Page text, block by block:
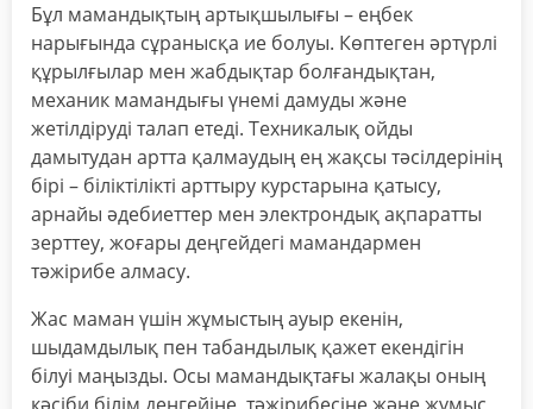
Бұл мамандықтың артықшылығы – еңбек
нарығында сұранысқа ие болуы. Көптеген әртүрлі
құрылғылар мен жабдықтар болғандықтан,
механик мамандығы үнемі дамуды және
жетілдіруді талап етеді. Техникалық ойды
дамытудан артта қалмаудың ең жақсы тәсілдерінің
бірі – біліктілікті арттыру курстарына қатысу,
арнайы әдебиеттер мен электрондық ақпаратты
зерттеу, жоғары деңгейдегі мамандармен
тәжірибе алмасу.
Жас маман үшін жұмыстың ауыр екенін,
шыдамдылық пен табандылық қажет екендігін
білуі маңызды. Осы мамандықтағы жалақы оның